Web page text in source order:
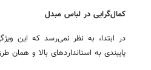
کمال‌گرایی در لباس مبدل
در ابتدا، به نظر نمی‌رسد که این
پایبندی به استانداردهای بالا و